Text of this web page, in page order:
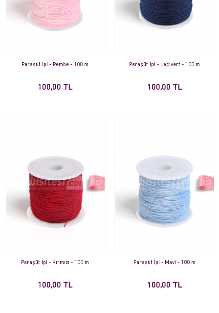
Paraşüt İpi - Pembe - 100 m
100,00 TL
Paraşüt İpi - Lacivert - 100 m
100,00 TL
Paraşüt İpi - Kırmızı - 100 m
100,00 TL
Paraşüt İpi - Mavi - 100 m
100,00 TL